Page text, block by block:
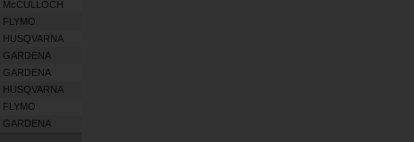
McCULLOCH
FLYMO
HUSQVARNA
GARDENA
GARDENA
HUSQVARNA
FLYMO
GARDENA